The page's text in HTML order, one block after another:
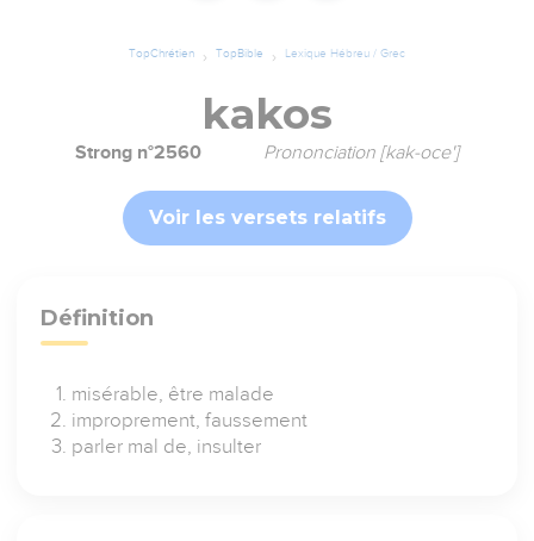
TopChrétien TopBible Lexique Hébreu / Grec
kakos
Strong n°2560 Prononciation [kak-oce']
Voir les versets relatifs
Définition
misérable, être malade
improprement, faussement
parler mal de, insulter